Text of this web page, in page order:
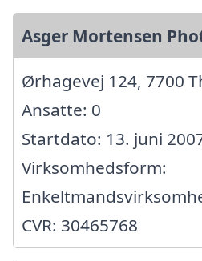
Asger Mortensen
Ørhagevej 124, 7700
Ansatte: 0
Startdato: 13. juni
Virksomhedsform:
CVR: 30465768